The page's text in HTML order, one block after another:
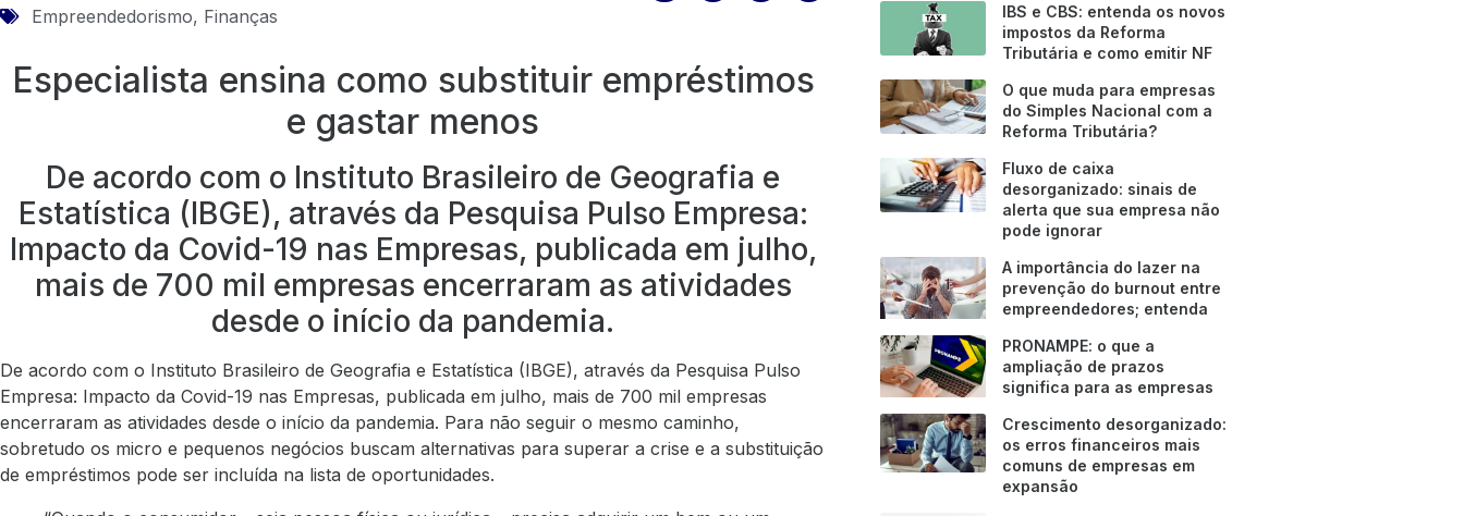
Empreendedorismo, Finanças
Especialista ensina como substituir empréstimos
e gastar menos
De acordo com o Instituto Brasileiro de Geografia e
Estatística (IBGE), através da Pesquisa Pulso Empresa:
Impacto da Covid-19 nas Empresas, publicada em julho,
mais de 700 mil empresas encerraram as atividades
desde o início da pandemia.
De acordo com o Instituto Brasileiro de Geografia e Estatística (IBGE), através da Pesquisa Pulso
Empresa: Impacto da Covid-19 nas Empresas, publicada em julho, mais de 700 mil empresas
encerraram as atividades desde o início da pandemia. Para não seguir o mesmo caminho,
sobretudo os micro e pequenos negócios buscam alternativas para superar a crise e a substituição
de empréstimos pode ser incluída na lista de oportunidades.
IBS e CBS: entenda os novos
impostos da Reforma
Tributária e como emitir NF
O que muda para empresas
do Simples Nacional com a
Reforma Tributária?
Fluxo de caixa
desorganizado: sinais de
alerta que sua empresa não
pode ignorar
A importância do lazer na
prevenção do burnout entre
empreendedores; entenda
PRONAMPE: o que a
ampliação de prazos
significa para as empresas
Crescimento desorganizado:
os erros financeiros mais
comuns de empresas em
expansão